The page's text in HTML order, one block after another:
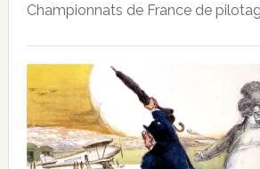
Championnats de France de